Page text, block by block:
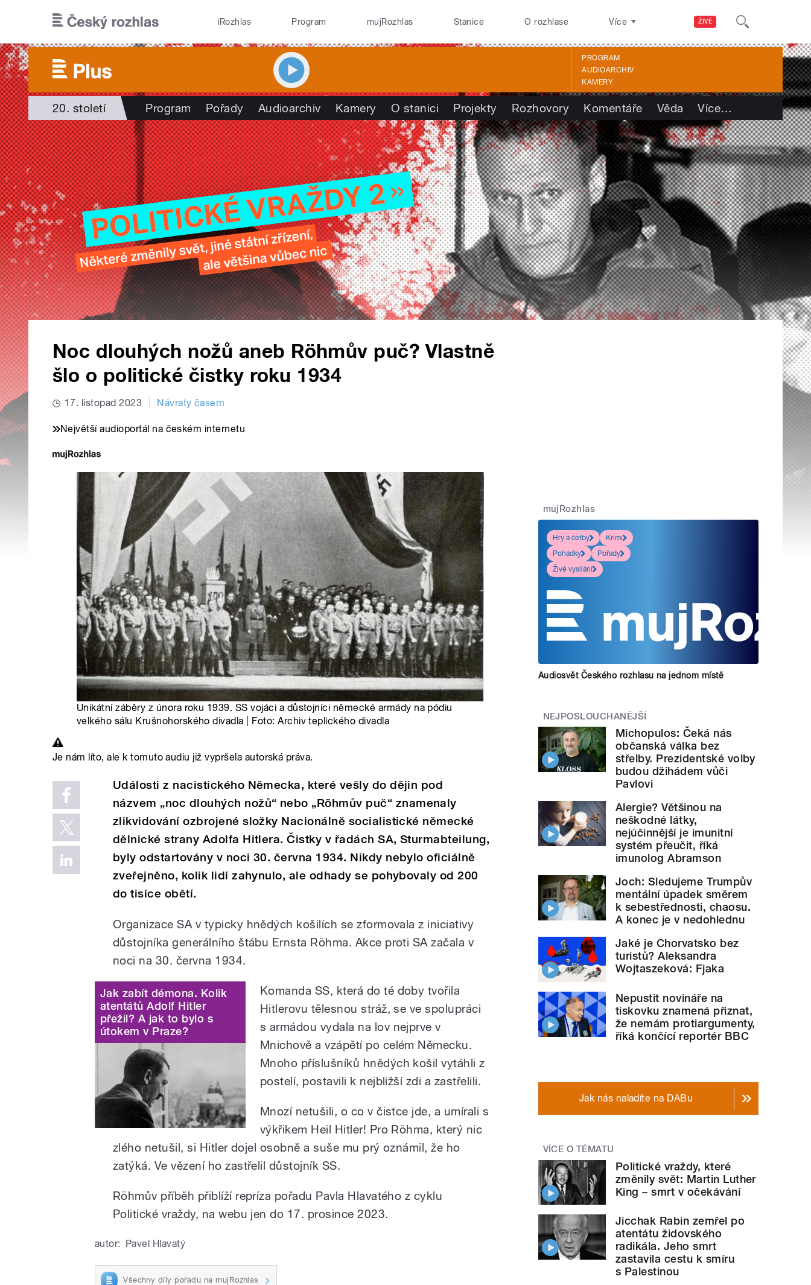
ŽIVĚ
iRozhlas Program mujRozhlas Stanice O rozhlase Více
PROGRAM
AUDIOARCHIV
KAMERY
20. století Program Pořady Audioarchiv Kamery O stanici Projekty Rozhovory Komentáře Věda Více…
Noc dlouhých nožů aneb Röhmův puč? Vlastně
šlo o politické čistky roku 1934
17. listopad 2023 Návraty časem
Největší audioportál na českém internetu
Unikátní záběry z února roku 1939. SS vojáci a důstojníci německé armády na pódiu
velkého sálu Krušnohorského divadla | Foto: Archiv teplického divadla
Je nám líto, ale k tomuto audiu již vypršela autorská práva.
Události z nacistického Německa, které vešly do dějin pod
názvem „noc dlouhých nožů“ nebo „Röhmův puč“ znamenaly
zlikvidování ozbrojené složky Nacionálně socialistické německé
dělnické strany Adolfa Hitlera. Čistky v řadách SA, Sturmabteilung,
byly odstartovány v noci 30. června 1934. Nikdy nebylo oficiálně
zveřejněno, kolik lidí zahynulo, ale odhady se pohybovaly od 200
do tisíce obětí.
Organizace SA v typicky hnědých košilích se zformovala z iniciativy
důstojníka generálního štábu Ernsta Röhma. Akce proti SA začala v
noci na 30. června 1934.
Jak zabít démona. Kolik
atentátů Adolf Hitler
přežil? A jak to bylo s
útokem v Praze?
Komanda SS, která do té doby tvořila
Hitlerovu tělesnou stráž, se ve spolupráci
s armádou vydala na lov nejprve v
Mnichově a vzápětí po celém Německu.
Mnoho příslušníků hnědých košil vytáhli z
postelí, postavili k nejbližší zdi a zastřelili.
Mnozí netušili, o co v čistce jde, a umírali s
výkřikem Heil Hitler! Pro Röhma, který nic
zlého netušil, si Hitler dojel osobně a suše mu prý oznámil, že ho
zatýká. Ve vězení ho zastřelil důstojník SS.
Röhmův příběh přiblíží repríza pořadu Pavla Hlavatého z cyklu
Politické vraždy, na webu jen do 17. prosince 2023.
autor: Pavel Hlavatý
Všechny díly pořadu na mujRozhlas
mujRozhlas
Hry a četby
Krimi
Pohádky
Pořady
Živé vysílání
Audiosvět Českého rozhlasu na jednom místě
NEJPOSLOUCHANĚJŠÍ
Michopulos: Čeká nás
občanská válka bez
střelby. Prezidentské volby
budou džihádem vůči
Pavlovi
Alergie? Většinou na
neškodné látky,
nejúčinnější je imunitní
systém přeučit, říká
imunolog Abramson
Joch: Sledujeme Trumpův
mentální úpadek směrem
k sebestřednosti, chaosu.
A konec je v nedohlednu
Jaké je Chorvatsko bez
turistů? Aleksandra
Wojtaszeková: Fjaka
Nepustit novináře na
tiskovku znamená přiznat,
že nemám protiargumenty,
říká končící reportér BBC
Jak nás naladíte na DABu
VÍCE O TÉMATU
Politické vraždy, které
změnily svět: Martin Luther
King – smrt v očekávání
Jicchak Rabin zemřel po
atentátu židovského
radikála. Jeho smrt
zastavila cestu k smíru
s Palestinou